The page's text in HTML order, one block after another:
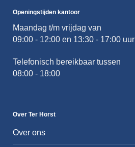
Openingstijden kantoor
Maandag t/m vrijdag van
09:00 - 12:00 en 13:30 - 17:00 uur
Telefonisch bereikbaar tussen
08:00 - 18:00
Over Ter Horst
Over ons